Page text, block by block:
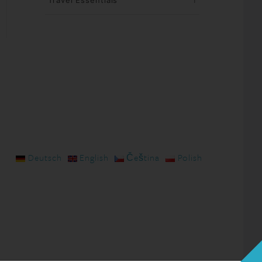
Deutsch English Čeština Polish